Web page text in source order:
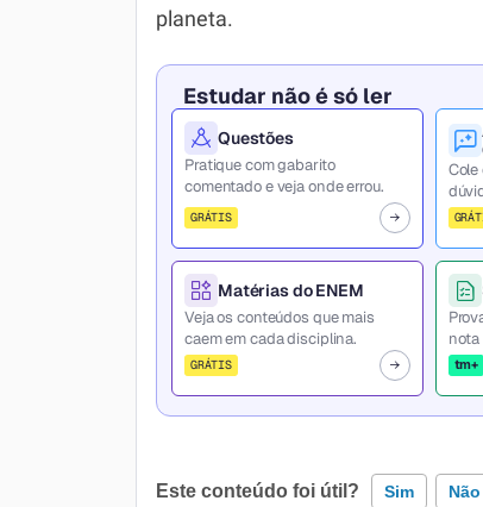
planeta.
Estudar não é só ler
Questões
Pratique com gabarito
comentado e veja onde errou.
GRÁTIS
Cole
Matérias do ENEM
Veja os conteúdos que mais
caem em cada disciplina.
GRÁTIS
nota
tm+
Este conteúdo foi útil? Sim Não